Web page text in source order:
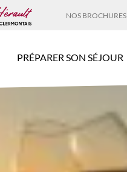
NOS BROCHURES
PRÉPARER SON SÉJOUR